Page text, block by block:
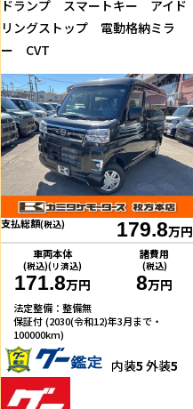
ドランプ スマートキー アイド
リングストップ 電動格納ミラ
ー CVT
支払総額(税込) 179.8万円
車両本体
(税込)(リ済込)
171.8万円
諸費用
(税込)
8万円
法定整備：整備無
保証付 (2030(令和12)年3月まで・
100000km)
内装5 外装5